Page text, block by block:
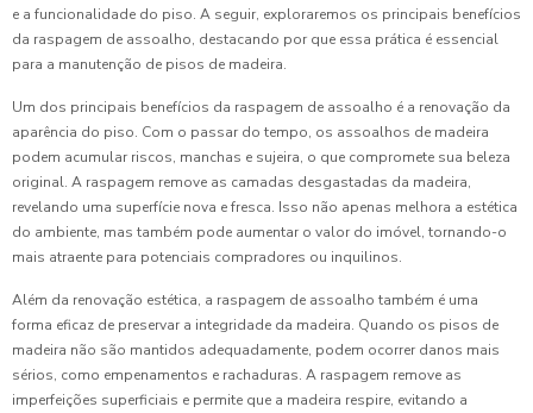
e a funcionalidade do piso. A seguir, exploraremos os principais benefícios
da raspagem de assoalho, destacando por que essa prática é essencial
para a manutenção de pisos de madeira.
Um dos principais benefícios da raspagem de assoalho é a renovação da
aparência do piso. Com o passar do tempo, os assoalhos de madeira
podem acumular riscos, manchas e sujeira, o que compromete sua beleza
original. A raspagem remove as camadas desgastadas da madeira,
revelando uma superfície nova e fresca. Isso não apenas melhora a estética
do ambiente, mas também pode aumentar o valor do imóvel, tornando-o
mais atraente para potenciais compradores ou inquilinos.
Além da renovação estética, a raspagem de assoalho também é uma
forma eficaz de preservar a integridade da madeira. Quando os pisos de
madeira não são mantidos adequadamente, podem ocorrer danos mais
sérios, como empenamentos e rachaduras. A raspagem remove as
imperfeições superficiais e permite que a madeira respire, evitando a